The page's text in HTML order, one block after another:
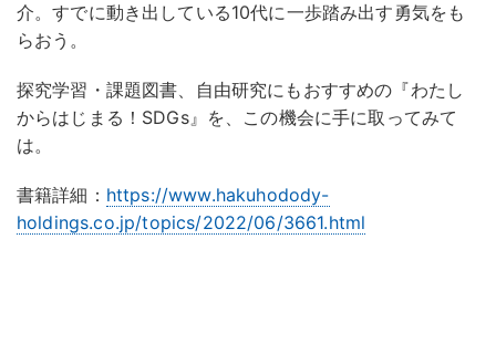
介。すでに動き出している10代に一歩踏み出す勇気をも
らおう。
探究学習・課題図書、自由研究にもおすすめの『わたし
からはじまる！SDGs』を、この機会に手に取ってみて
は。
書籍詳細： https://www.hakuhodody-
holdings.co.jp/topics/2022/06/3661.html